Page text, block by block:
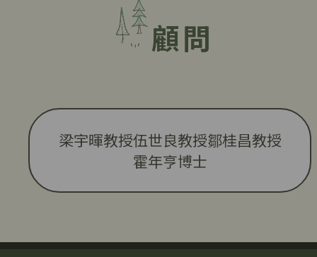
顧問
梁宇暉教授伍世良教授鄒桂昌教授
霍年亨博士